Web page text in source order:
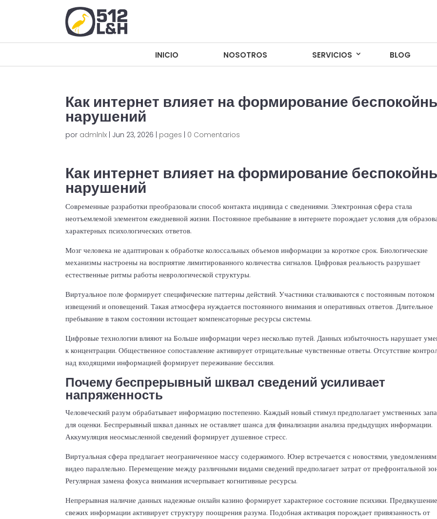
INICIO NOSOTROS SERVICIOS BLOG
INICIO NOSOTROS SERVICIOS BLOG
Как интернет влияет на формирование
нарушений
por admlnlx Jun 23, 2026 pages 0 Comentarios
Как интернет влияет на формирование
нарушений
Современные разработки преобразовали способ контакта индивида с сведениями. Электронная сфера стала
неотъемлемой элементом ежедневной жизни. Постоянное пребывание в интернете порождает условия для
характерных психологических ответов.
Мозг человека не адаптирован к обработке колоссальных объемов информации за короткое срок. Биологические
механизмы настроены на восприятие лимитированного количества сигналов. Цифровая реальность разрушает
естественные ритмы работы неврологической структуры.
Виртуальное поле формирует специфические паттерны действий. Участники сталкиваются с постоянным потоком
извещений и оповещений. Такая атмосфера нуждается постоянного внимания и оперативных ответов. Длительное
пребывание в таком состоянии истощает компенсаторные ресурсы системы.
Цифровые технологии влияют наБольше информациичерез несколько путей. Данных избыточность нарушает
к концентрации. Общественное сопоставление активирует отрицательные чувственные ответы. Отсутствие
над входящими информацией формирует переживание бессилия.
Почему беспрерывный шквал сведений усиливает
напряженность
Человеческий разум обрабатывает информацию постепенно. Каждый новый стимул предполагает умственных
для оценки. Беспрерывный шквал данных не оставляет шанса для финализации анализа предыдущих информации.
Аккумуляция неосмысленной сведений формирует душевное стресс.
Виртуальная сфера предлагает неограниченное массу содержимого. Юзер встречается с новостями,
видео параллельно. Перемещение между различными видами сведений предполагает затрат от префронтальной
Регулярная замена фокуса внимания исчерпывает когнитивные ресурсы.
Непрерывная наличие данных надежные онлайн казино формирует характерное состояние психики. Предвкушение
свежих информации активирует структуру поощрения разума. Подобная активация порождает привязанность от